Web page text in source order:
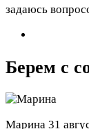
задаюсь
Берем с
Марина 31